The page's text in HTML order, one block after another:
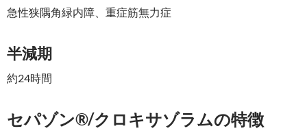
急性狭隅角緑内障、重症筋無力症
半減期
約24時間
セパゾン®/クロキサゾラムの特徴